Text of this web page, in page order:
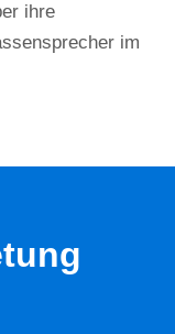
ihre
im